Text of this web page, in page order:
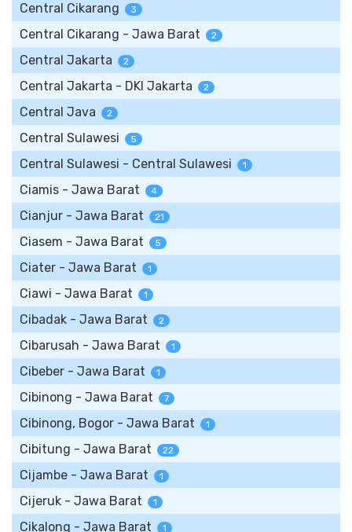
Central Cikarang 3
Central Cikarang - Jawa Barat 2
Central Jakarta 2
Central Jakarta - DKI Jakarta 2
Central Java 2
Central Sulawesi 5
Central Sulawesi - Central Sulawesi 1
Ciamis - Jawa Barat 4
Cianjur - Jawa Barat 21
Ciasem - Jawa Barat 5
Ciater - Jawa Barat 1
Ciawi - Jawa Barat 1
Cibadak - Jawa Barat 2
Cibarusah - Jawa Barat 1
Cibeber - Jawa Barat 1
Cibinong - Jawa Barat 7
Cibinong, Bogor - Jawa Barat 1
Cibitung - Jawa Barat 22
Cijambe - Jawa Barat 1
Cijeruk - Jawa Barat 1
Cikalong - Jawa Barat 1